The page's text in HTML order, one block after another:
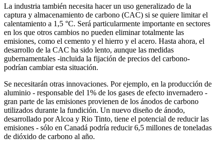
La industria también necesita hacer un uso generalizado de la
captura y almacenamiento de carbono (CAC) si se quiere limitar el
calentamiento a 1,5 °C. Será particularmente importante en sectores
en los que otros cambios no pueden eliminar totalmente las
emisiones, como el cemento y el hierro y el acero. Hasta ahora, el
desarrollo de la CAC ha sido lento, aunque las medidas
gubernamentales -incluida la fijación de precios del carbono-
podrían cambiar esta situación.
Se necesitarán otras innovaciones. Por ejemplo, en la producción de
aluminio - responsable del 1% de los gases de efecto invernadero -
gran parte de las emisiones provienen de los ánodos de carbono
utilizados durante la fundición. Un nuevo diseño de ánodo,
desarrollado por Alcoa y Rio Tinto, tiene el potencial de reducir las
emisiones - sólo en Canadá podría reducir 6,5 millones de toneladas
de dióxido de carbono al año.